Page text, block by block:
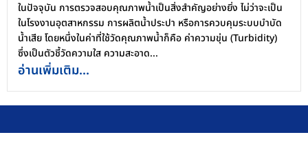
ในปัจจุบัน การตรวจสอบคุณภาพน้ำเป็นสิ่งสำคัญอย่างยิ่ง ไม่ว่าจะเป็น
ในโรงงานอุตสาหกรรม การผลิตน้ำประปา หรือการควบคุมระบบบำบัด
น้ำเสีย โดยหนึ่งในค่าที่ใช้วัดคุณภาพน้ำก็คือ ค่าความขุ่น (Turbidity)
ซึ่งเป็นตัวชี้วัดความใส ความสะอาด...
อ่านเพิ่มเติม...